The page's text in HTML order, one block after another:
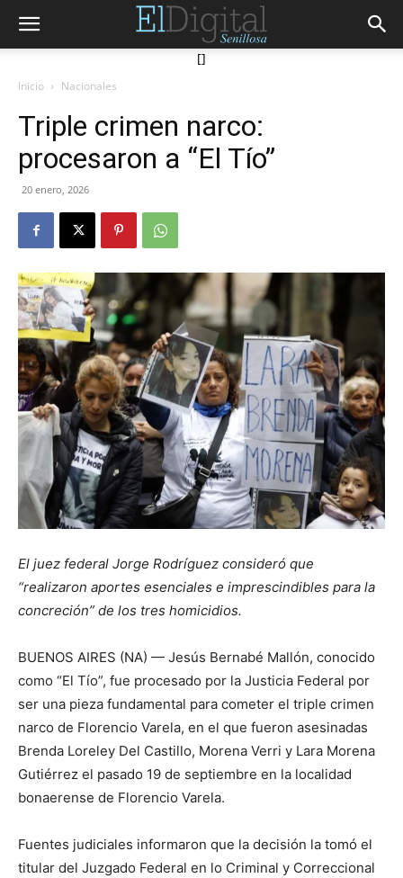
[]
Inicio Nacionales
Triple crimen narco:
procesaron a “El Tío”
20 enero, 2026
El juez federal Jorge Rodríguez consideró que
“realizaron aportes esenciales e imprescindibles para la
concreción” de los tres homicidios.
BUENOS AIRES (NA) — Jesús Bernabé Mallón, conocido
como “El Tío”, fue procesado por la Justicia Federal por
ser una pieza fundamental para cometer el triple crimen
narco de Florencio Varela, en el que fueron asesinadas
Brenda Loreley Del Castillo, Morena Verri y Lara Morena
Gutiérrez el pasado 19 de septiembre en la localidad
bonaerense de Florencio Varela.
Fuentes judiciales informaron que la decisión la tomó el
titular del Juzgado Federal en lo Criminal y Correccional